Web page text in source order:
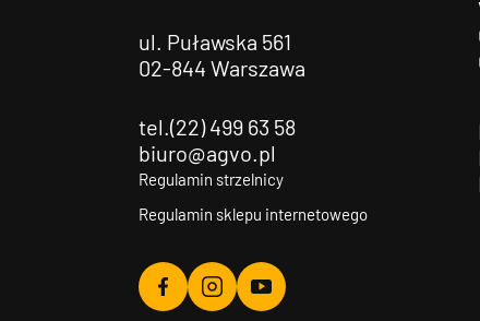
ul. Puławska 561
02-844 Warszawa
tel.(22) 499 63 58
biuro@agvo.pl
Regulamin strzelnicy
Regulamin sklepu internetowego
Agvo
Agvo
Agvo